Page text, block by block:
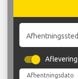
Afhentningssted
Aflevering
Afhentningsdato